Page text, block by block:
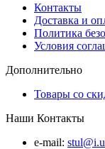
Контакты
Доставка и
Политика
Условия
Дополнительно
Товары со
Наши Контакты
e-mail: